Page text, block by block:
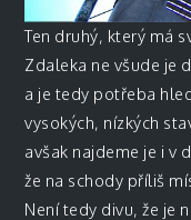
Ten druhý, který má
Zdaleka ne všude je
a je tedy potřeba
vysokých, nízkých
avšak najdeme je i v
že na schody příliš
Není tedy divu, že je